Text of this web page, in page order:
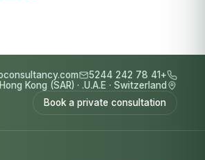
+41 78 242 5244
Switzerland
·
U.A.E.
·
Hong Kong (SAR)
Book a private consultation